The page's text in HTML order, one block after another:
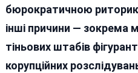
Теж
«засвітилася»
У
Міндіча
бюрократичною
інші причини — зокрема
тіньових штабів
корупційних